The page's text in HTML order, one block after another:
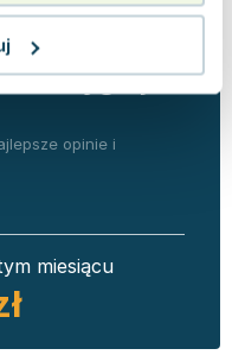
i wygraj
opinie i
miesiącu